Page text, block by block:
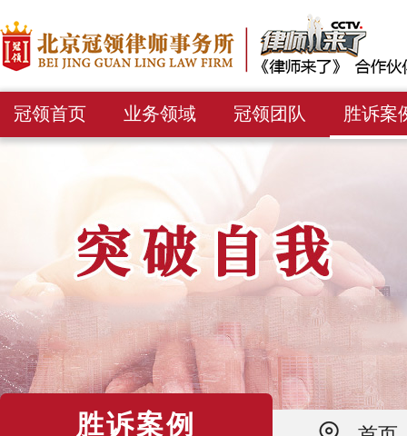
冠领首页 业务领域 冠领团队 胜诉案
胜诉案例